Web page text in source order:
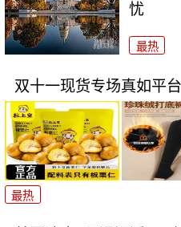
忧
最热
双十一现货专场真如平
最热